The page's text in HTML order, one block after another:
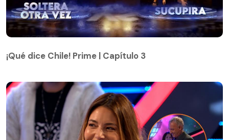
¡Qué dice Chile! Prime | Capítulo 3